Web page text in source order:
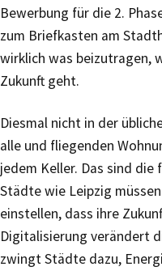
Bewerbung für die 2.
zum Briefkasten am
wirklich was beizutragen,
Zukunft geht.
Diesmal nicht in der
alle und fliegenden
jedem Keller. Das sind die
Städte wie Leipzig
einstellen, dass ihre
Digitalisierung verändert
zwingt Städte dazu,